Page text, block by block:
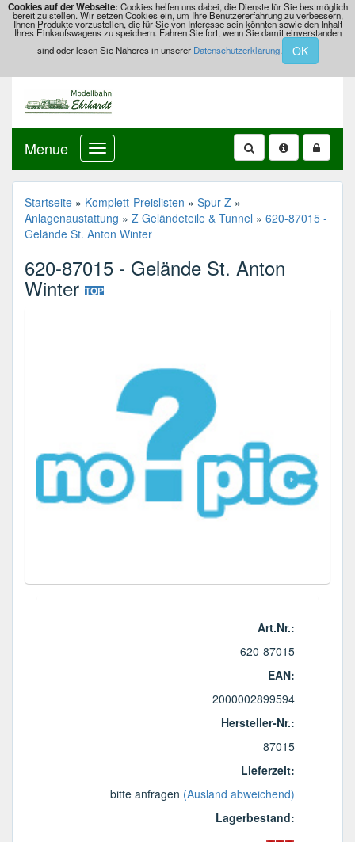
Cookies auf der Webseite: Cookies helfen uns dabei, die Dienste für Sie bestmöglich
bereit zu stellen. Wir setzen Cookies ein, um Ihre Benutzererfahrung zu verbessern,
Ihnen Produkte vorzustellen, die für Sie von Interesse sein könnten sowie den Inhalt
Ihres Einkaufswagens zu speichern. Fahren Sie fort, wenn Sie damit einverstanden
sind oder lesen Sie Näheres in unserer Datenschutzerklärung. OK
620-
87015
-
Gelände
St.
Anton
Menue
Startseite » Komplett-Preislisten » Spur Z »
Anlagenaustattung » Z Geländeteile & Tunnel » 620-87015 -
Gelände St. Anton Winter
620-87015 - Gelände St. Anton
Winter TOP
Art.Nr.:
620-87015
EAN:
2000002899594
Hersteller-Nr.:
87015
Lieferzeit:
bitte anfragen (Ausland abweichend)
Lagerbestand: